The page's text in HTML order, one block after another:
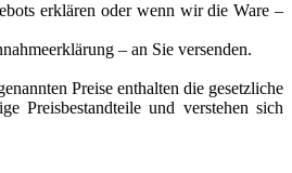
erklären oder wenn wir die Ware –
– an Sie versenden.
Preise enthalten die gesetzliche
Preisbestandteile und verstehen sich